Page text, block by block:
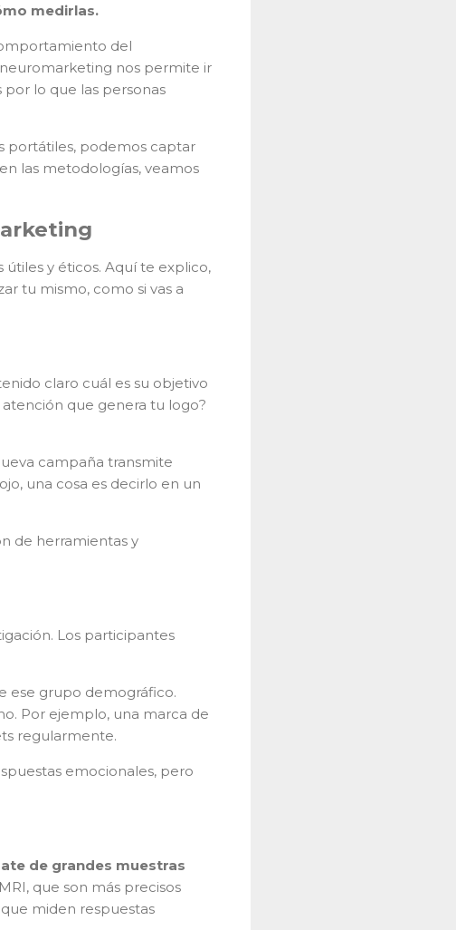
medirlas.
del
nos permite ir
por lo que las personas
portátiles, podemos captar
las metodologías, veamos
y éticos. Aquí te explico,
tu mismo, como si vas a
claro cuál es su objetivo
que genera tu logo?
campaña transmite
una cosa es decirlo en un
de herramientas y
Los participantes
ese grupo demográfico.
Por ejemplo, una marca de
regularmente.
emocionales, pero
de grandes muestras
que son más precisos
miden respuestas